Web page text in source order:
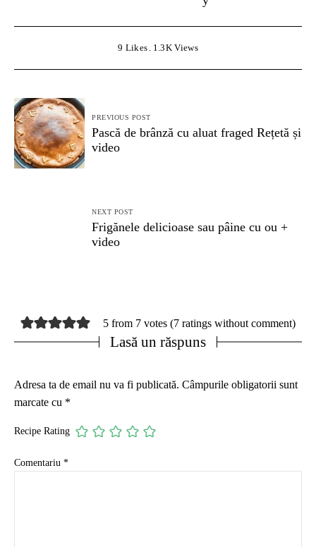
9 Likes 1.3KViews
Navigare
în
articole
PREVIOUS POST
Pască de brânză cu aluat fraged Rețetă și
video
NEXT POST
Frigănele delicioase sau pâine cu ou +
video
5 from 7 votes (7 ratings without comment)
Lasă un răspuns
Adresa ta de email nu va fi publicată. Câmpurile obligatorii sunt
marcate cu *
Recipe Rating
Comentariu *